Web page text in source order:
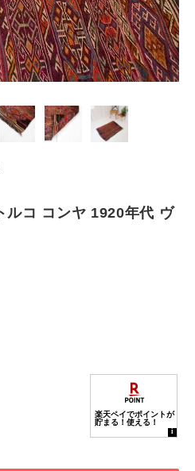
ルコ コンヤ 1920年代 ヴ